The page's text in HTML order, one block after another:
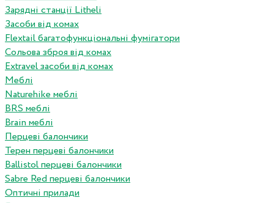
Зарядні станції Litheli
Засоби від комах
Flextail багатофункціональні фумігатори
Сольова зброя від комах
Extravel засоби від комах
Меблі
Naturehike меблі
BRS меблі
Brain меблі
Перцеві балончики
Терен перцеві балончики
Ballistol перцеві балончики
Sabre Red перцеві балончики
Оптичні прилади